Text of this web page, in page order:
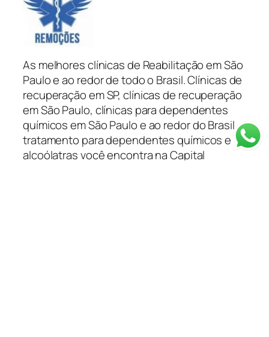
As melhores clínicas de Reabilitação em São
Paulo e ao redor de todo o Brasil. Clínicas de
recuperação em SP, clínicas de recuperação
em São Paulo, clínicas para dependentes
químicos em São Paulo e ao redor do Brasil
tratamento para dependentes químicos e
alcoólatras você encontra na Capital